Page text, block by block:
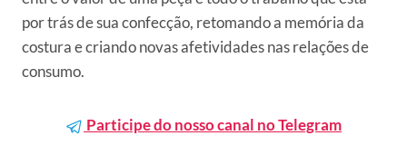
por trás de sua confecção, retomando a memória da
costura e criando novas afetividades nas relações de
consumo.
Participe do nosso canal no Telegram